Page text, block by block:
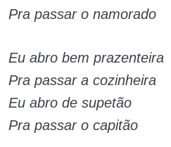
Pra passar o namorado
Eu abro bem prazenteira
Pra passar a cozinheira
Eu abro de supetão
Pra passar o capitão